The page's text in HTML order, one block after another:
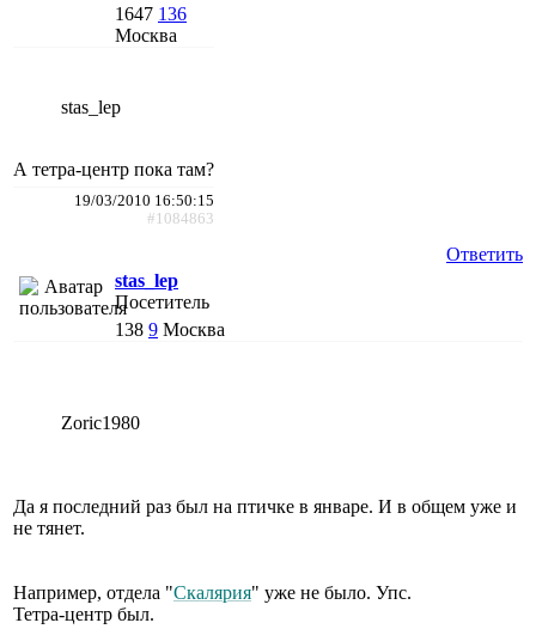
1647 136
Москва
stas_lep
А тетра-центр пока там?
19/03/2010 16:50:15
#1084863
Ответить
stas_lep
Посетитель
138 9 Москва
Zoric1980
Да я последний раз был на птичке в январе. И в общем уже и
не тянет.
Например, отдела "Скалярия" уже не было. Упс.
Тетра-центр был.